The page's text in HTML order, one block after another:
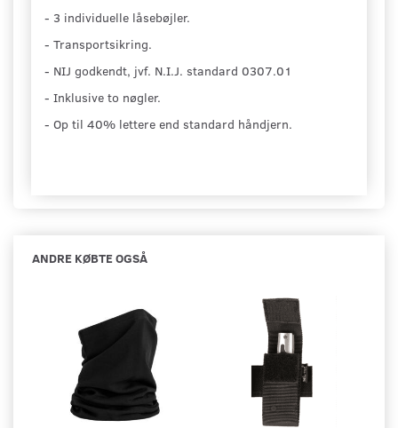
- 3 individuelle låsebøjler.
- Transportsikring.
- NIJ godkendt, jvf. N.I.J. standard 0307.01
- Inklusive to nøgler.
- Op til 40% lettere end standard håndjern.
ANDRE KØBTE OGSÅ